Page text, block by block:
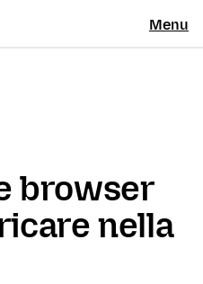
Menu
browser
nella